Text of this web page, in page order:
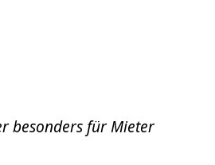
besonders für Mieter